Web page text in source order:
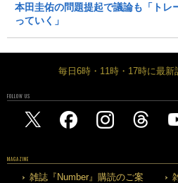
本田圭佑の問題提起で議論も「トレ
っていく」
毎日6時・11時・17時に最新
FOLLOW US
MAGAZINE
雑誌『Number』購読のご案